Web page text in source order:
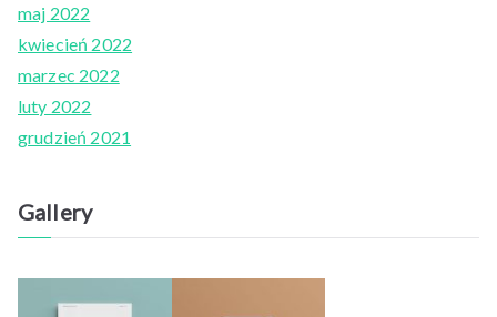
maj 2022
kwiecień 2022
marzec 2022
luty 2022
grudzień 2021
Gallery